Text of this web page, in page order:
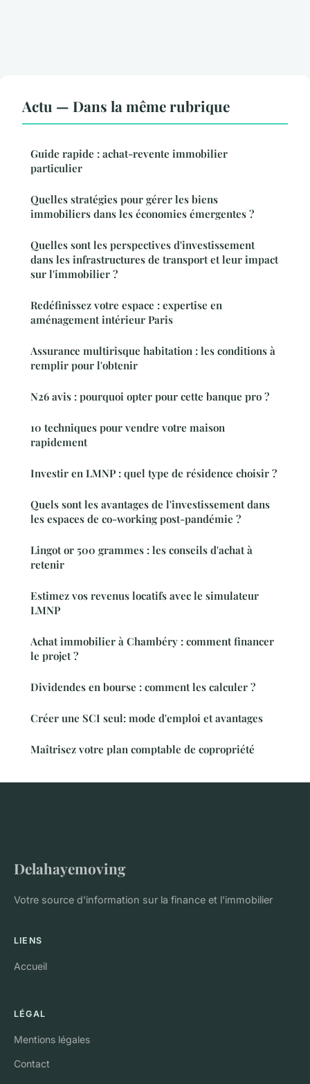
Actu — Dans la même rubrique
Guide rapide : achat-revente immobilier
particulier
Quelles stratégies pour gérer les biens
immobiliers dans les économies émergentes ?
Quelles sont les perspectives d'investissement
dans les infrastructures de transport et leur impact
sur l'immobilier ?
Redéfinissez votre espace : expertise en
aménagement intérieur Paris
Assurance multirisque habitation : les conditions à
remplir pour l'obtenir
N26 avis : pourquoi opter pour cette banque pro ?
10 techniques pour vendre votre maison
rapidement
Investir en LMNP : quel type de résidence choisir ?
Quels sont les avantages de l'investissement dans
les espaces de co-working post-pandémie ?
Lingot or 500 grammes : les conseils d'achat à
retenir
Estimez vos revenus locatifs avec le simulateur
LMNP
Achat immobilier à Chambéry : comment financer
le projet ?
Dividendes en bourse : comment les calculer ?
Créer une SCI seul: mode d'emploi et avantages
Maîtrisez votre plan comptable de copropriété
Delahayemoving
Votre source d'information sur la finance et l'immobilier
LIENS
Accueil
LÉGAL
Mentions légales
Contact